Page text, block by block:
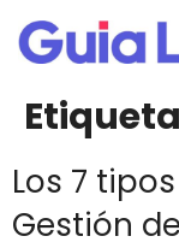
Los 7
Gestión